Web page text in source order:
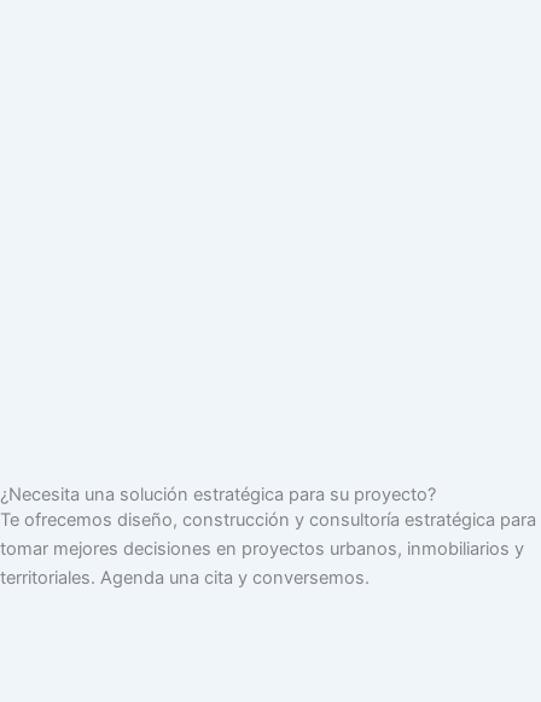
¿Necesita una solución estratégica para su proyecto?
Te ofrecemos diseño, construcción y consultoría estratégica para
tomar mejores decisiones en proyectos urbanos, inmobiliarios y
territoriales. Agenda una cita y conversemos.